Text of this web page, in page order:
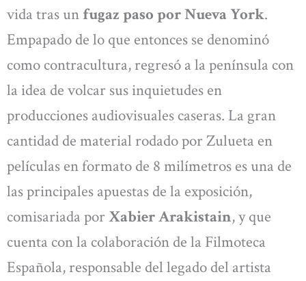
vida tras un fugaz paso por Nueva York.
Empapado de lo que entonces se denominó
como contracultura, regresó a la península con
la idea de volcar sus inquietudes en
producciones audiovisuales caseras. La gran
cantidad de material rodado por Zulueta en
películas en formato de 8 milímetros es una de
las principales apuestas de la exposición,
comisariada porXabier Arakistain, y que
cuenta con la colaboración de la Filmoteca
Española, responsable del legado del artista